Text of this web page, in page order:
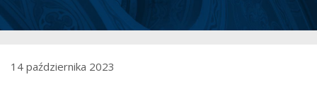
14 października 2023